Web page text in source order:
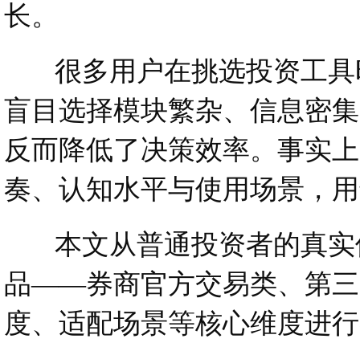
长。
很多用户在挑选投资工具
盲目选择模块繁杂、信息密
反而降低了决策效率。事实
奏、认知水平与使用场景，
本文从普通投资者的真实
品——券商官方交易类、第三
度、适配场景等核心维度进